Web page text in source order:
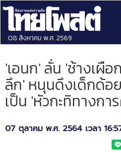
08 สิงหาคม พ.ศ. 2569
'เอนก' ลั่น 'ช้างเผือ
ลึก' หนุนดึงเด็กด้อ
เป็น 'หัวกะทิทางกา
07 ตุลาคม พ.ศ. 2564 เวลา